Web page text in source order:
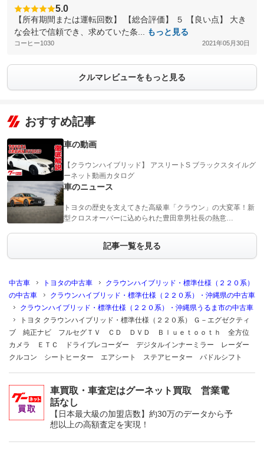
5.0
【所有期間または運転回数】 【総合評価】 ５ 【良い点】 大き
な会社で信頼でき、求めていた条...
もっと見る
コーヒー1030 2021年05月30日
クルマレビューをもっと見る
おすすめ記事
車の動画
【クラウンハイブリッド】 アスリートS ブラックスタイルグ
ーネット動画カタログ
車のニュース
トヨタの歴史を支えてきた高級車「クラウン」の大変革！新
型クロスオーバーに込められた豊田章男社長の熱意…
記事一覧を見る
中古車 トヨタの中古車
クラウンハイブリッド・標準仕様（２２０系）
の中古車
クラウンハイブリッド・標準仕様（２２０系）・沖縄県の中古車
クラウンハイブリッド・標準仕様（２２０系）・沖縄県うるま市の中古車
トヨタ クラウンハイブリッド・標準仕様（２２０系） Ｇ－エグゼクティ
ブ 純正ナビ フルセグＴＶ ＣＤ ＤＶＤ Ｂｌｕｅｔｏｏｔｈ 全方位
カメラ ＥＴＣ ドライブレコーダー デジタルインナーミラー レーダー
クルコン シートヒーター エアシート ステアヒーター パドルシフト
車買取・車査定はグーネット買取 営業電
話なし
【日本最大級の加盟店数】約30万のデータから予
想以上の高額査定を実現！